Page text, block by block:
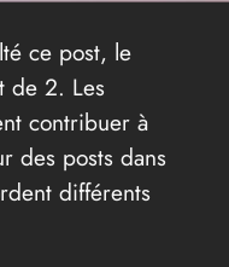
ce post, le
de 2. Les
contribuer à
des posts dans
différents